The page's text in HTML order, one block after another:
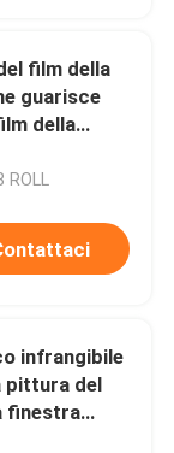
film della
guarisce
della
infrangibile
pittura del
finestra